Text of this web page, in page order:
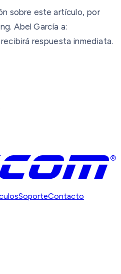
sobre este artículo, por
Abel García a:
respuesta inmediata.
SoporteContacto